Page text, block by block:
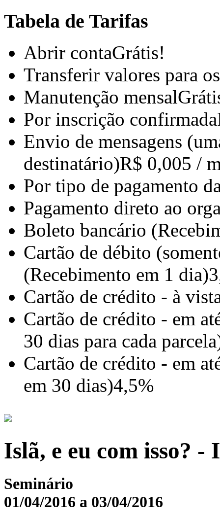
Tabela de Tarifas
Abrir contaGrátis!
Transferir valores para
Manutenção mensal
Por inscrição confirmada
Envio de mensagens
destinatário)R$ 0,005 /
Por tipo de pagamento
Pagamento direto ao
Boleto bancário
Cartão de débito
(Recebimento em 1 dia)
Cartão de crédito - à
Cartão de crédito - em
30 dias para cada
Cartão de crédito - em
em 30 dias)4,5%
Islã, e eu com isso? -
Seminário
01/04/2016 a 03/04/2016